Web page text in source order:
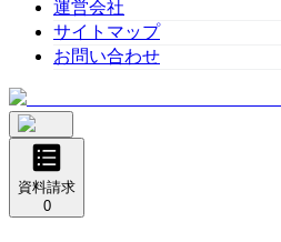
運営会社
サイトマップ
お問い合わせ
資料請求
0